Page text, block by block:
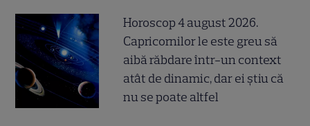
Horoscop 4 august 2026.
Capricornilor le este greu să
aibă răbdare într-un context
atât de dinamic, dar ei știu că
nu se poate altfel